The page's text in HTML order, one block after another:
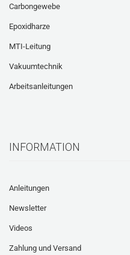
Carbongewebe
Epoxidharze
MTI-Leitung
Vakuumtechnik
Arbeitsanleitungen
INFORMATION
Anleitungen
Newsletter
Videos
Zahlung und Versand